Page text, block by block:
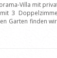
Villa mit
3
Garten finden